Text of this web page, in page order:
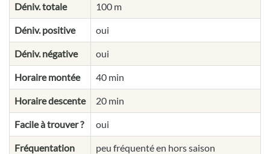
Déniv. totale 100 m
Déniv. positive oui
Déniv. négative oui
Horaire montée 40 min
Horaire descente 20 min
Facile à trouver ? oui
Fréquentation peu fréquenté en hors saison